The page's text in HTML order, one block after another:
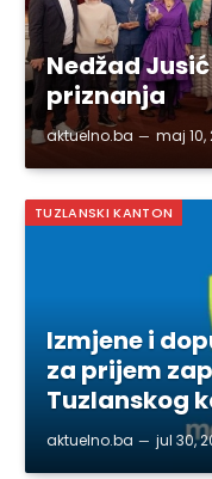
Nedžad
priznanja
aktuelno.ba maj 10,
TUZLANSKI KANTON
Izmjene i
za prijem
Tuzlanskog
aktuelno.ba jul 30,